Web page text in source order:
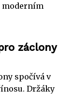
moderním
záclony
spočívá v
Držáky